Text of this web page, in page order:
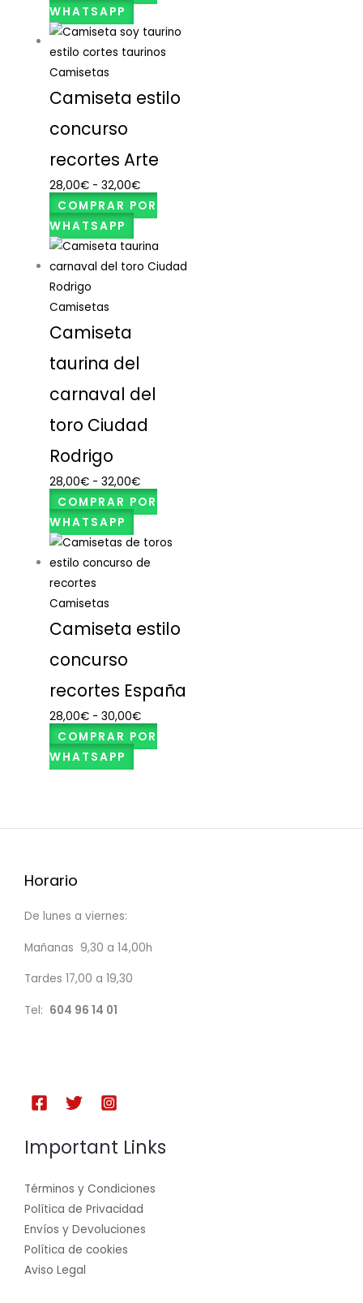
WHATSAPP
Camisetas
Camiseta estilo
concurso
recortes Arte
28,00€ - 32,00€
COMPRAR POR
WHATSAPP
Camisetas
Camiseta
taurina del
carnaval del
toro Ciudad
Rodrigo
28,00€ - 32,00€
COMPRAR POR
WHATSAPP
Camisetas
Camiseta estilo
concurso
recortes España
28,00€ - 30,00€
COMPRAR POR
WHATSAPP
Horario
De lunes a viernes:
Mañanas 9,30 a 14,00h
Tardes 17,00 a 19,30
Tel: 604 96 14 01
Important Links
Términos y Condiciones
Política de Privacidad
Envíos y Devoluciones
Política de cookies
Aviso Legal